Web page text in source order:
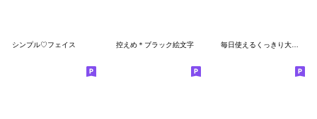
シンプル♡フェイス 控えめ＊ブラック絵文字 毎日使えるくっきり大きなスマイル絵文字